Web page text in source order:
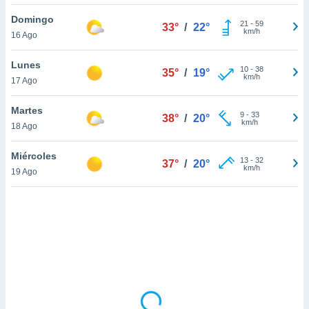
sitio
En
sean
el sitio
ni para
o
Domingo
16 Ago
33° / 22° 21 - 59
km/h
Lunes
17 Ago
35° / 19° 10- 38
km/h
Martes
18 Ago
38° / 20° 9- 33
km/h
Miércoles
19 Ago
37° / 20° 13- 32
km/h